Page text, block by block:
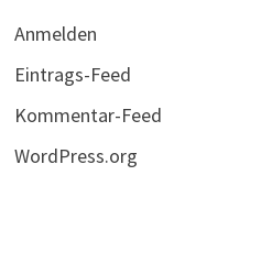
Anmelden
Eintrags-Feed
Kommentar-Feed
WordPress.org